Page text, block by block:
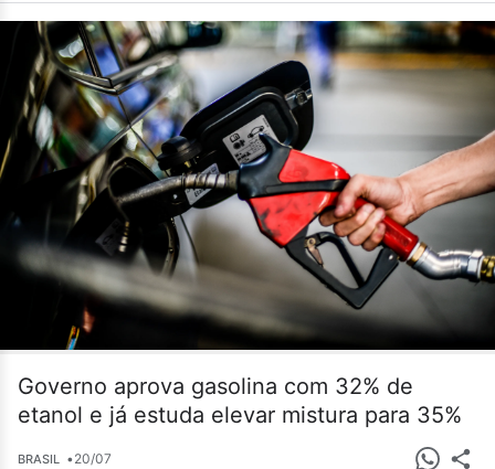
Governo aprova gasolina com 32% de
etanol e já estuda elevar mistura para 35%
BRASIL •20/07